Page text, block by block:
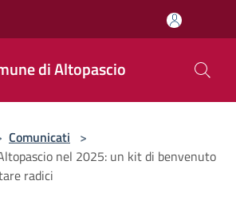
di Altopascio
Comunicati >
nel 2025: un kit di benvenuto
radici